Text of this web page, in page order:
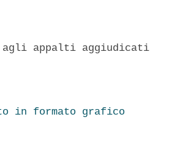
appalti aggiudicati
in formato grafico